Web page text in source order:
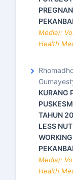
Media):
Health
KURANG
TAHUN
LESS
Media):
Health